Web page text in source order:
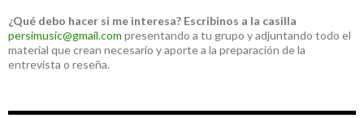
¿Qué debo hacer si me interesa? Escribinos a la casilla
persimusic@gmail.com presentando a tu grupo y adjuntando todo el
material que crean necesario y aporte a la preparación de la
entrevista o reseña.